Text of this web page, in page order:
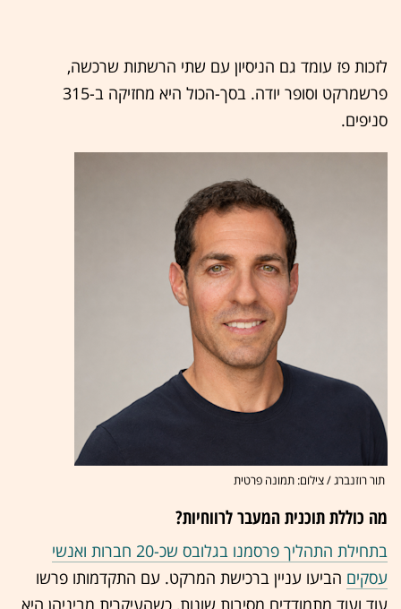
לזכות פז עומד גם הניסיון עם שתי הרשתות שרכשה,
פרשמרקט וסופר יודה. בסך-הכול היא מחזיקה ב-315
סניפים.​
תור רוזנברג / צילום: תמונה פרטית
מה כוללת תוכנית המעבר לרווחיות?
בתחילת התהליך פרסמנו בגלובס שכ-20 חברות ואנשי
עסקים הביעו עניין ברכישת המרקט. עם התקדמותו פרשו
עוד ועוד מתמודדים מסיבות שונות, כשהעיקרית מביניהן היא